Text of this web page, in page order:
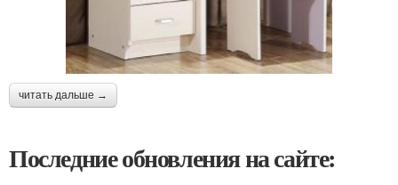
читать дальше →
Последние обновления на сайте: